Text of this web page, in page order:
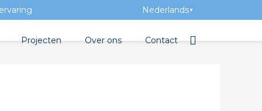
Nederlands ▼
Projecten Over ons Contact